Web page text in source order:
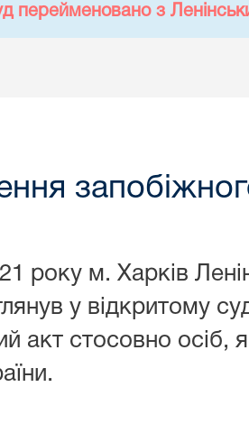
перейменовано з
року м. Харків
у відкритому
акт стосовно осіб,